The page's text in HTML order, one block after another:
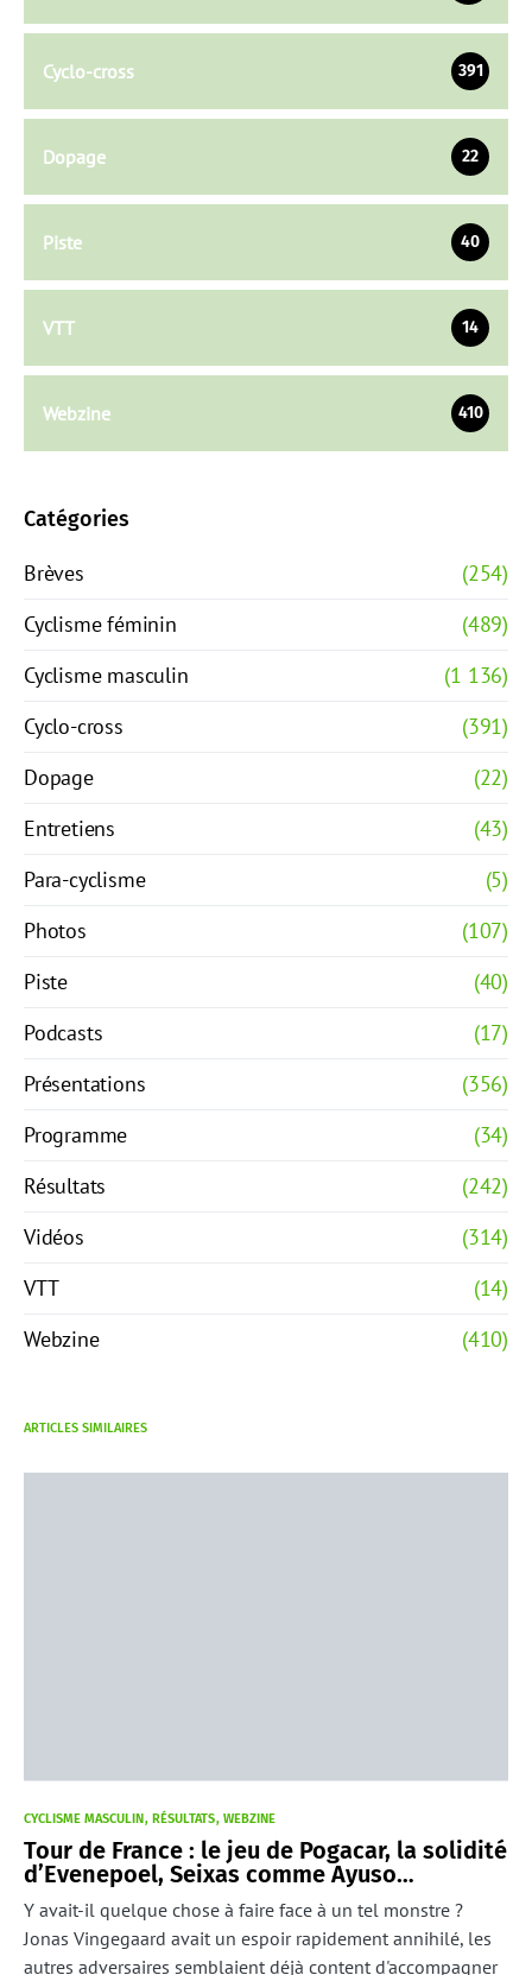
Cyclo-cross 391
Dopage 22
Piste 40
VTT 14
Webzine 410
Catégories
Brèves
(254)
Cyclisme féminin
(489)
Cyclisme masculin
(1 136)
Cyclo-cross
(391)
Dopage
(22)
Entretiens
(43)
Para-cyclisme
(5)
Photos
(107)
Piste
(40)
Podcasts
(17)
Présentations
(356)
Programme
(34)
Résultats
(242)
Vidéos
(314)
VTT
(14)
Webzine
(410)
ARTICLES SIMILAIRES
CYCLISME MASCULIN RÉSULTATS WEBZINE
Tour de France : le jeu de Pogacar, la solidité
d’Evenepoel, Seixas comme Ayuso…
Y avait-il quelque chose à faire face à un tel monstre ?
Jonas Vingegaard avait un espoir rapidement annihilé, les
autres adversaires semblaient déjà content d'accompagner